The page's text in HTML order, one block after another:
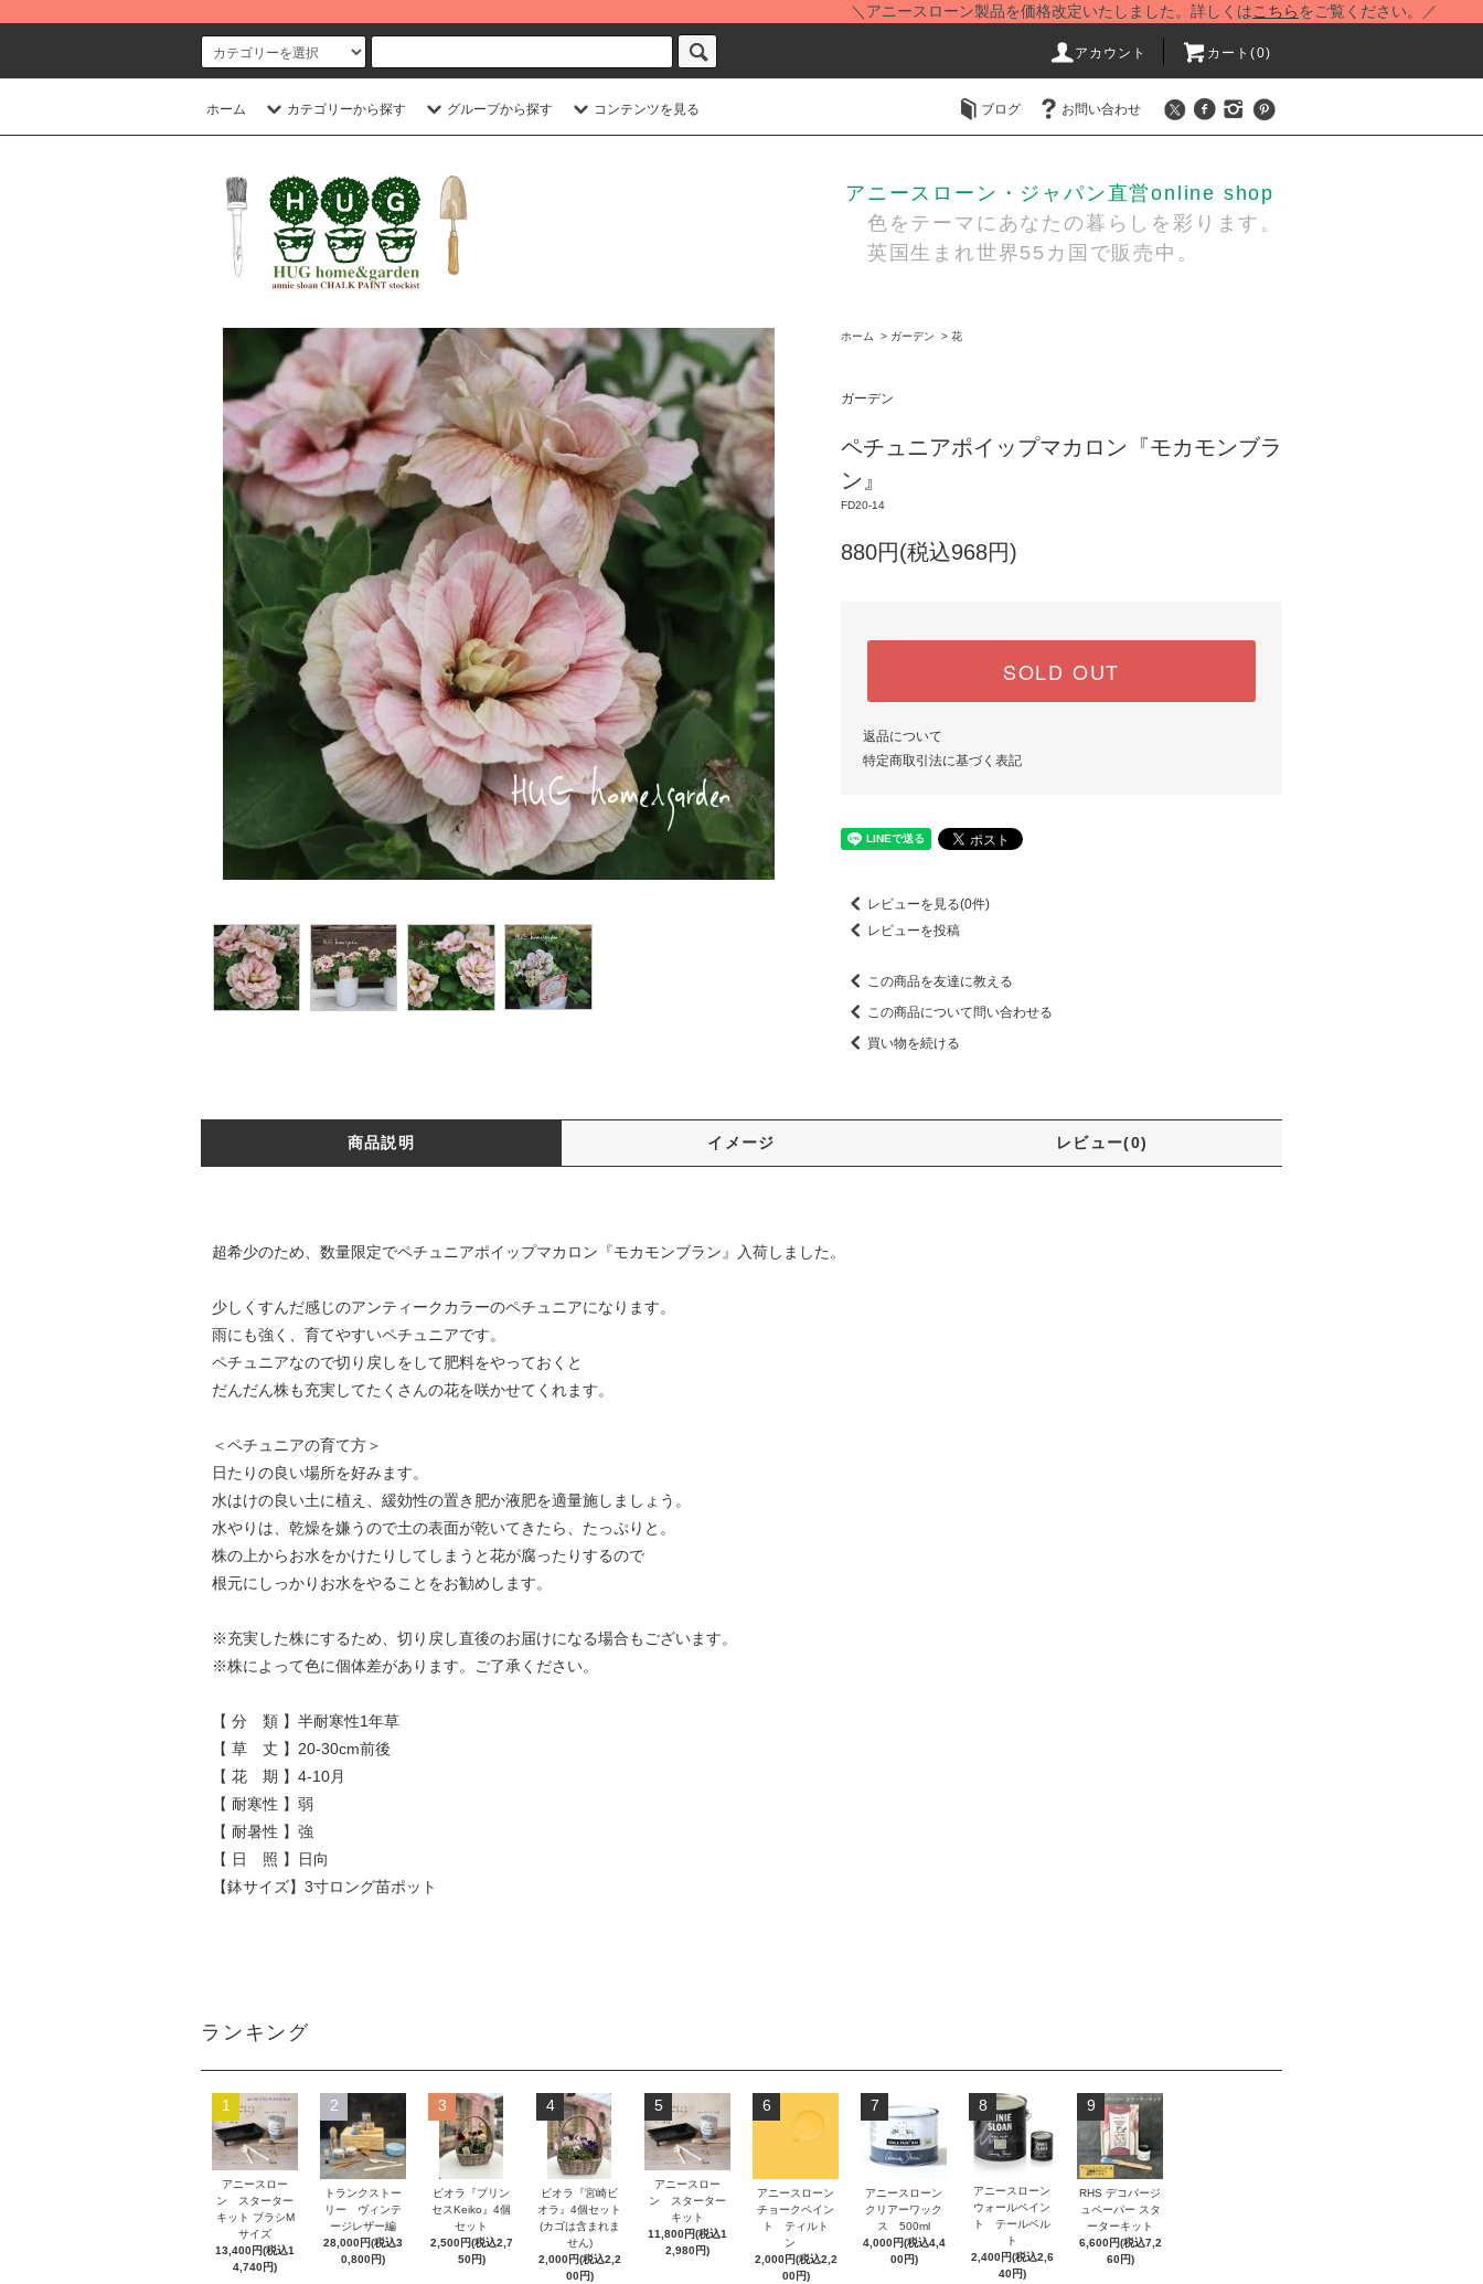
＼アニースローン製品を価格改定いたしました。詳しくはこちらをご覧ください。／
アカウント カート(0)
ホーム カテゴリーから探す グループから探す コンテンツを見る ブログ お問い合わせ
アニースローン・ジャパン直営online shop
色をテーマにあなたの暮らしを彩ります。
英国生まれ世界55カ国で販売中。
ホーム > ガーデン > 花
ガーデン
ペチュニアポイップマカロン『モカモンブラ
ン』
FD20-14
880円(税込968円)
SOLD OUT
返品について
特定商取引法に基づく表記
レビューを見る(0件)
レビューを投稿
この商品を友達に教える
この商品について問い合わせる
買い物を続ける
商品説明 イメージ レビュー(0)
超希少のため、数量限定でペチュニアポイップマカロン『モカモンブラン』入荷しました。
少しくすんだ感じのアンティークカラーのペチュニアになります。
雨にも強く、育てやすいペチュニアです。
ペチュニアなので切り戻しをして肥料をやっておくと
だんだん株も充実してたくさんの花を咲かせてくれます。
＜ペチュニアの育て方＞
日たりの良い場所を好みます。
水はけの良い土に植え、緩効性の置き肥か液肥を適量施しましょう。
水やりは、乾燥を嫌うので土の表面が乾いてきたら、たっぷりと。
株の上からお水をかけたりしてしまうと花が腐ったりするので
根元にしっかりお水をやることをお勧めします。
※充実した株にするため、切り戻し直後のお届けになる場合もございます。
※株によって色に個体差があります。ご了承ください。
【 分 類 】半耐寒性1年草
【 草 丈 】20-30cm前後
【 花 期 】4-10月
【 耐寒性 】弱
【 耐暑性 】強
【 日 照 】日向
【鉢サイズ】3寸ロング苗ポット
ランキング
1
アニースロー
ン スターター
キット ブラシM
サイズ
13,400円(税込1
4,740円)
2
トランクストー
リー ヴィンテ
ージレザー編
28,000円(税込3
0,800円)
3
ビオラ『プリン
セスKeiko』4個
セット
2,500円(税込2,7
50円)
4
ビオラ『宮崎ビ
オラ』4個セット
(カゴは含まれま
せん)
2,000円(税込2,2
00円)
5
アニースロー
ン スターター
キット
11,800円(税込1
2,980円)
6
アニースローン
チョークペイン
ト ティルト
ン
2,000円(税込2,2
00円)
7
アニースローン
クリアーワック
ス 500ml
4,000円(税込4,4
00円)
8
アニースローン
ウォールペイン
ト テールベル
ト
2,400円(税込2,6
40円)
9
RHS デコパージ
ュペーパー スタ
ーターキット
6,600円(税込7,2
60円)